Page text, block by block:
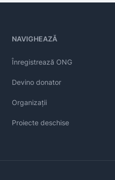
NAVIGHEAZĂ
Înregistrează ONG
Devino donator
Organizații
Proiecte deschise